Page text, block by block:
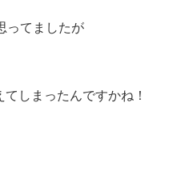
ってましたが
しまったんですかね！